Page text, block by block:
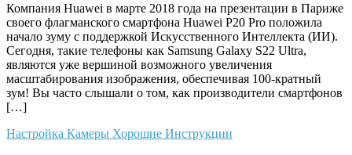
Компания Huawei в марте 2018 года на презентации в Париже
своего флагманского смартфона Huawei P20 Pro положила
начало зуму с поддержкой Искусственного Интеллекта (ИИ).
Сегодня, такие телефоны как Samsung Galaxy S22 Ultra,
являются уже вершиной возможного увеличения
масштабирования изображения, обеспечивая 100-кратный
зум! Вы часто слышали о том, как производители смартфонов
[…]
Настройка Камеры Хорошие Инструкции